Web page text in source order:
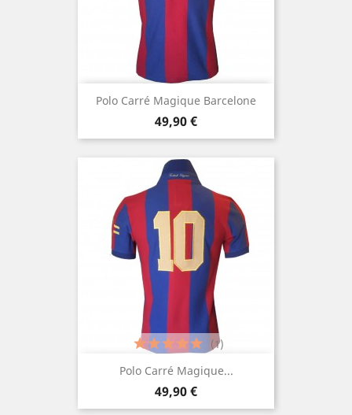
Polo Carré Magique Barcelone
Prezzo
49,90 €
Polo Carré Magique...
Prezzo
49,90 €
(1)